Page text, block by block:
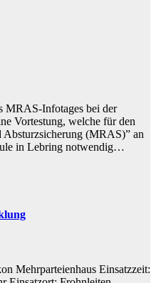
MRAS-Infotages bei der
Vortestung, welche für den
Absturzsicherung (MRAS)” an
in Lebring notwendig…
Mehrparteienhaus Einsatzzeit: